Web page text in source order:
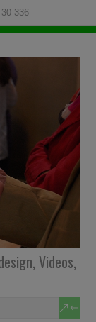
336
Videos,